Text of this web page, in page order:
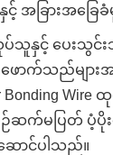
င့် အခြားအခြေ
နှင့် ပေးသွင်းသူ
က်သည်များအ
Wire
ဉ်ဆက်မပြတ် ပံ့ပိုး
ာင်ပါသည်။